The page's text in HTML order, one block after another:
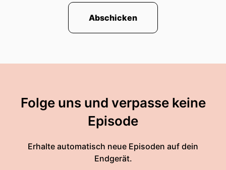
Abschicken
Folge uns und verpasse keine
Episode
Erhalte automatisch neue Episoden auf dein
Endgerät.